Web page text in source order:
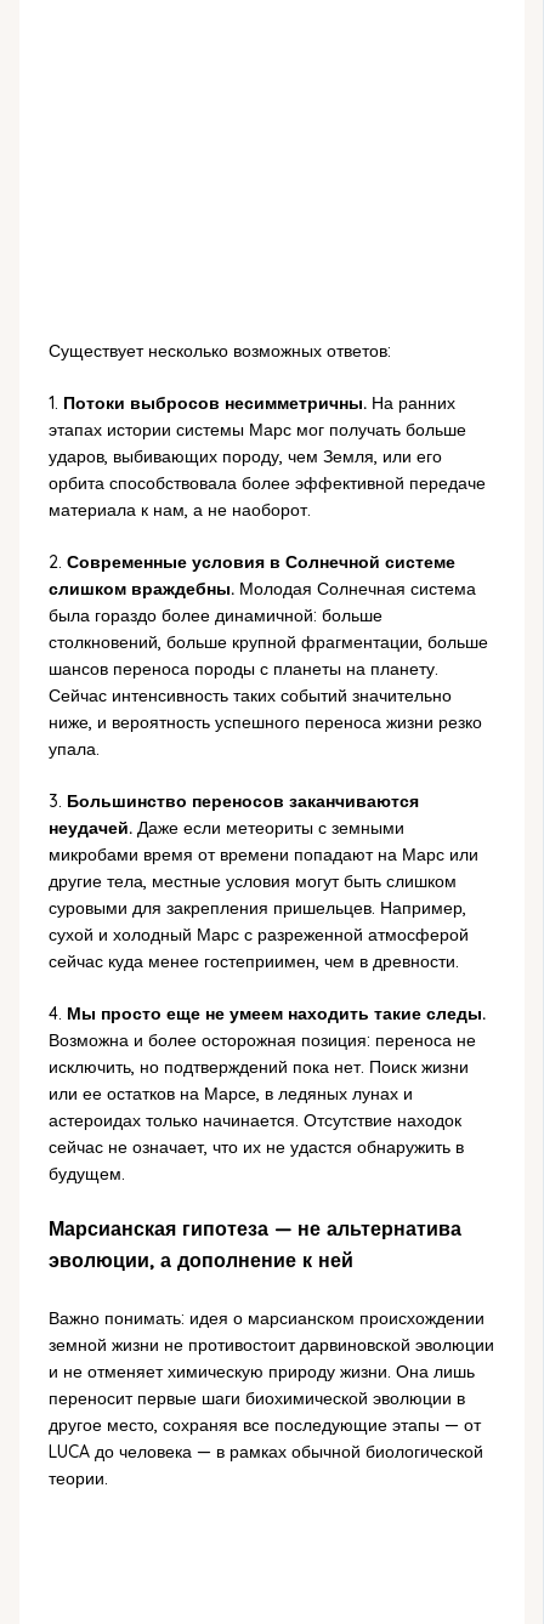
Существует несколько возможных ответов:
1. Потоки выбросов несимметричны.На ранних
этапах истории системы Марс мог получать больше
ударов, выбивающих породу, чем Земля, или его
орбита способствовала более эффективной передаче
материала к нам, а не наоборот.
2. Современные условия в Солнечной системе
слишком враждебны.Молодая Солнечная система
была гораздо более динамичной: больше
столкновений, больше крупной фрагментации, больше
шансов переноса породы с планеты на планету.
Сейчас интенсивность таких событий значительно
ниже, и вероятность успешного переноса жизни резко
упала.
3. Большинство переносов заканчиваются
неудачей.Даже если метеориты с земными
микробами время от времени попадают на Марс или
другие тела, местные условия могут быть слишком
суровыми для закрепления пришельцев. Например,
сухой и холодный Марс с разреженной атмосферой
сейчас куда менее гостеприимен, чем в древности.
4. Мы просто еще не умеем находить такие следы.
Возможна и более осторожная позиция: переноса не
исключить, но подтверждений пока нет. Поиск жизни
или ее остатков на Марсе, в ледяных лунах и
астероидах только начинается. Отсутствие находок
сейчас не означает, что их не удастся обнаружить в
будущем.
Марсианская гипотеза — не альтернатива
эволюции, а дополнение к ней
Важно понимать: идея о марсианском происхождении
земной жизни не противостоит дарвиновской эволюции
и не отменяет химическую природу жизни. Она лишь
переносит первые шаги биохимической эволюции в
другое место, сохраняя все последующие этапы — от
LUCA до человека — в рамках обычной биологической
теории.